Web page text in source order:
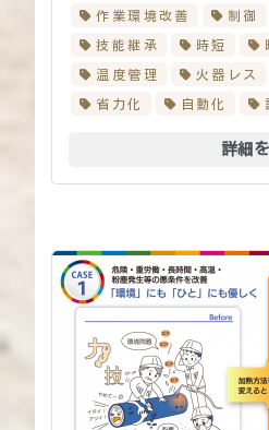
作業環境改善 制御
技能継承 時短
温度管理 火器レス
省力化 自動化
詳細